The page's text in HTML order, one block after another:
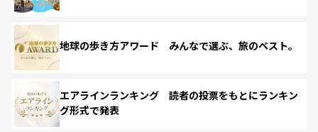
地球の歩き方アワード みんなで選ぶ、旅のベスト。
エアラインランキング 読者の投票をもとにランキン
グ形式で発表